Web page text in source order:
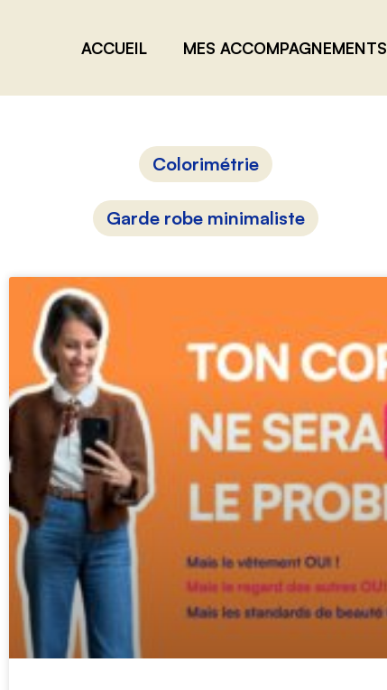
ACCUEIL MES ACCOMPAGNEMENTS
Colorimétrie
Garde robe minimaliste